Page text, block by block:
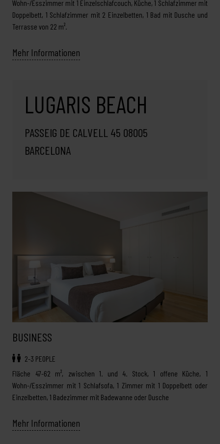
Wohn-/Esszimmer mit 1 Einzelschlafcouch, Küche, 1 Schlafzimmer mit
Doppelbett, 1 Schlafzimmer mit 2 Einzelbetten, 1 Bad mit Dusche und
Terrasse von 22 m².
Mehr Informationen
LUGARIS BEACH
PASSEIG DE CALVELL 45 08005
BARCELONA
BUSINESS
2-3 PEOPLE
Fläche 47-62 m², zwischen 1. und 4. Stock, 1 offene Küche, 1
Wohn-/Esszimmer mit 1 Schlafsofa, 1 Zimmer mit 1 Doppelbett oder
Einzelbetten, 1 Badezimmer mit Badewanne oder Dusche
Mehr Informationen